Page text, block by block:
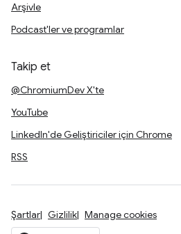
Arşivle
Podcast'ler ve programlar
Takip et
@ChromiumDev X'te
YouTube
LinkedIn'de Geliştiriciler için Chrome
RSS
Şartlar Gizlilik Manage cookies